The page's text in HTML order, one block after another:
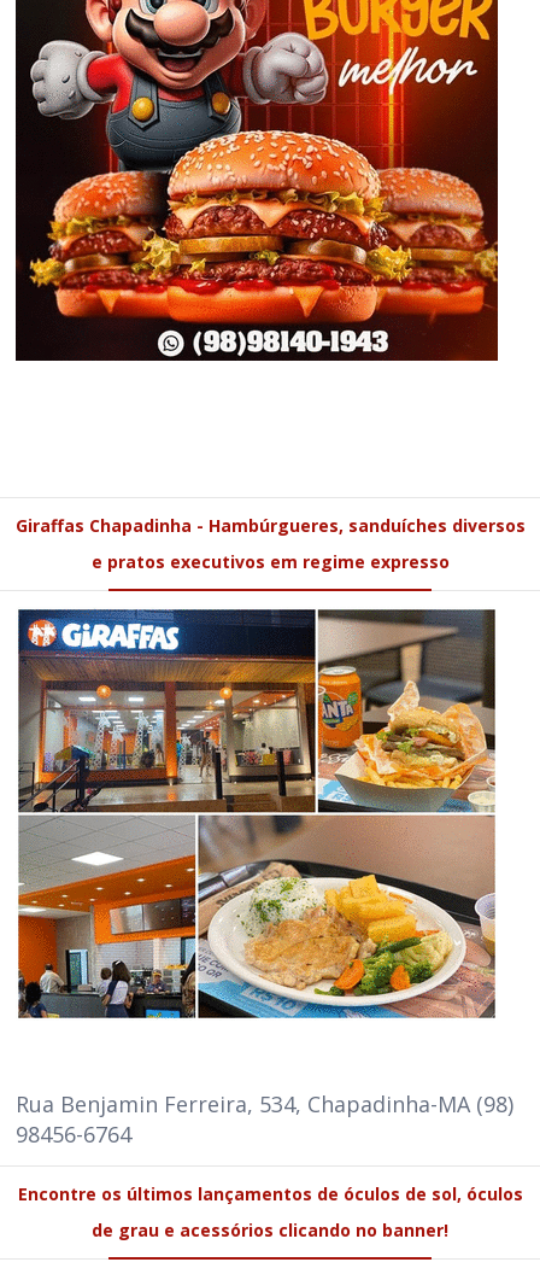
Giraffas Chapadinha - Hambúrgueres, sanduíches diversos
e pratos executivos em regime expresso
Rua Benjamin Ferreira, 534, Chapadinha-MA (98)
98456-6764
Encontre os últimos lançamentos de óculos de sol, óculos
de grau e acessórios clicando no banner!